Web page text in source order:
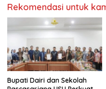
Rekomendasi untuk
Bupati Dairi dan Sekolah